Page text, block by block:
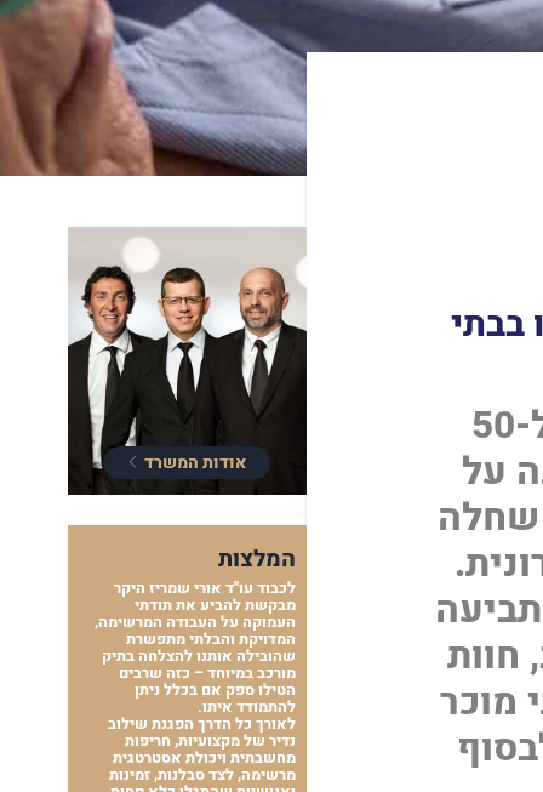
בבתי
איש אחזקה בן 86 שעבד במשך קרוב ל-50
על
שחלה
חוות
מוכר
אודות המשרד
המלצות
לכבוד עו"ד אורי שמריז היקר
מבקשת להביע את תודתי
העמוקה על העבודה המרשימה,
המדויקת והבלתי מתפשרת
שהובילה אותנו להצלחה בתיק
מורכב במיוחד – כזה שרבים
הטילו ספק אם בכלל ניתן
להתמודד איתו.
לאורך כל הדרך הפגנת שילוב
נדיר של מקצועיות, חריפות
מחשבתית ויכולת אסטרטגית
מרשימה, לצד סבלנות, זמינות